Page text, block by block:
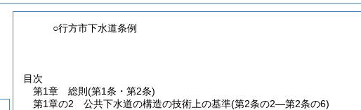
○行方市下水道条例
目次
第1章
総則 (第1条・第2条)
第1章の2
公共下水道の構造の技術上の基準(第2条の2―第2条の6)